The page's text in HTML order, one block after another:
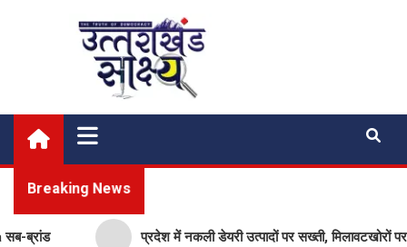
Uttarakhand Shakshya
My News Portal
Breaking News
प्रदेश में नकली डेयरी उत्पादों पर सख्ती, मिलावटखोरों पर